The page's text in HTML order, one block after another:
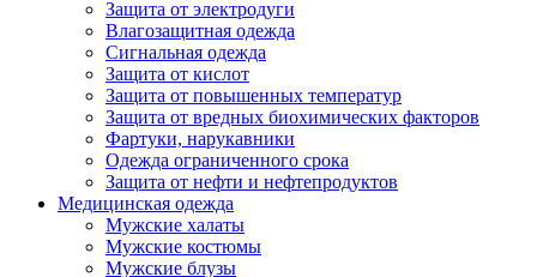
Защита от электродуги
Влагозащитная одежда
Сигнальная одежда
Защита от кислот
Защита от повышенных температур
Защита от вредных биохимических факторов
Фартуки, нарукавники
Одежда ограниченного срока
Защита от нефти и нефтепродуктов
Медицинская одежда
Мужские халаты
Мужские костюмы
Мужские блузы